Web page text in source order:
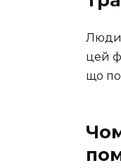
Люди
цей
що